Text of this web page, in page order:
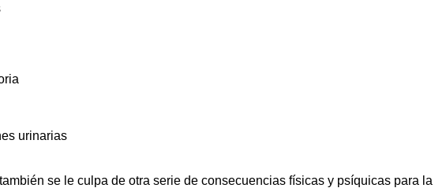
urinarias
se le culpa de otra serie de consecuencias físicas y psíquicas para la